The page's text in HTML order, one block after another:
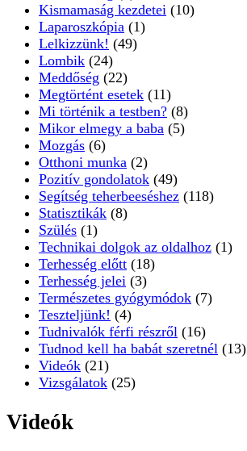
Kismamaság kezdetei (10)
Laparoszkópia (1)
Lelkizzünk! (49)
Lombik (24)
Meddőség (22)
Megtörtént esetek (11)
Mi történik a testben? (8)
Mikor elmegy a baba (5)
Mozgás (6)
Otthoni munka (2)
Pozitív gondolatok (49)
Segítség teherbeeséshez (118)
Statisztikák (8)
Szülés (1)
Technikai dolgok az oldalhoz (1)
Terhesség előtt (18)
Terhesség jelei (3)
Természetes gyógymódok (7)
Teszteljünk! (4)
Tudnivalók férfi részről (16)
Tudnod kell ha babát szeretnél (13)
Videók (21)
Vizsgálatok (25)
Videók